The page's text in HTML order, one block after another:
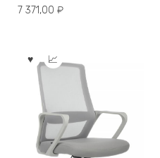
7 371,00 ₽